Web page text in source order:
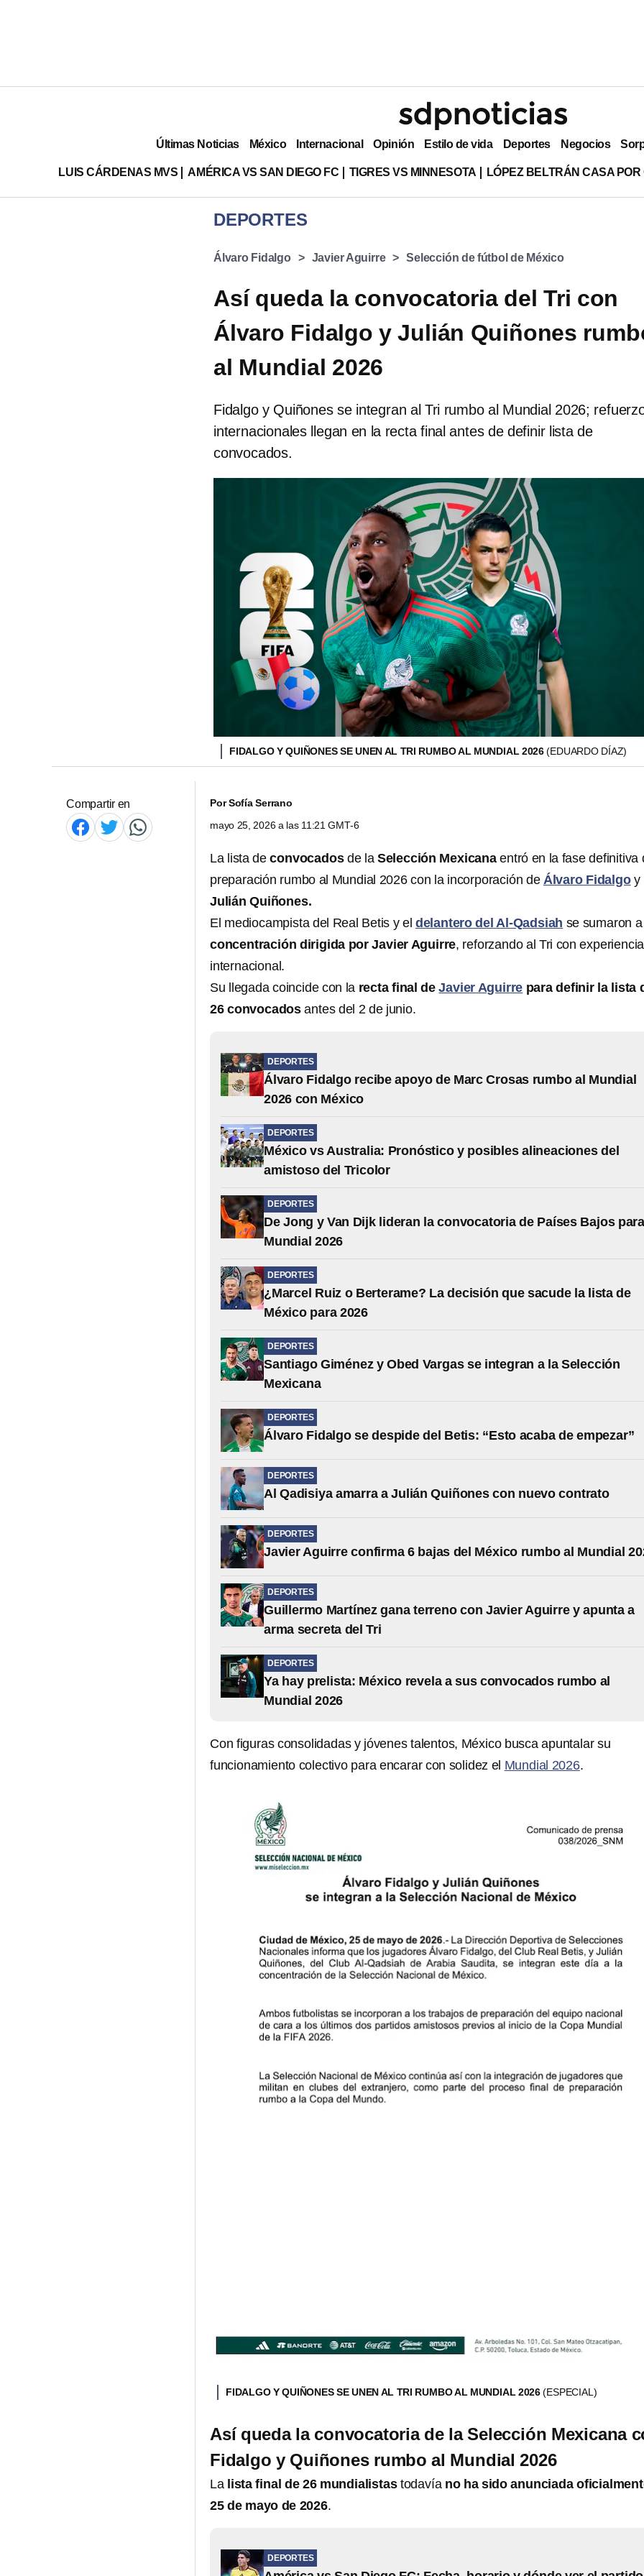
Últimas Noticias México Internacional Opinión Estilo de vida Deportes Negocios
LUIS CÁRDENAS MVS AMÉRICA VS SAN DIEGO FC TIGRES VS MINNESOTA LÓPEZ BELTRÁN CASA
DEPORTES
Álvaro Fidalgo Javier Aguirre Selección de fútbol de México
Así queda la convocatoria del Tri con
Álvaro Fidalgo y Julián Quiñones
al Mundial 2026
Fidalgo y Quiñones se integran al Tri rumbo al Mundial 2026;
internacionales llegan en la recta final antes de definir lista de
convocados.
FIDALGO Y QUIÑONES SE UNEN AL TRI RUMBO AL MUNDIAL 2026(EDUARDO DÍAZ)
Compartir en PorSofía Serrano
mayo 25, 2026 a las 11:21 GMT-6
La lista deconvocados de la Selección Mexicanaentró en la fase definitiva
preparación rumbo al Mundial 2026 con la incorporación de Álvaro Fidalgoy
Julián Quiñones.
El mediocampista del Real Betis y el delantero del Al-Qadsiah se sumaron
concentración dirigida por Javier Aguirre, reforzando al Tri con experiencia
internacional.
Su llegada coincide con la recta final deJavier Aguirre para definir la lista
26 convocados antes del 2 de junio.
DEPORTES
Álvaro Fidalgo recibe apoyo de Marc Crosas rumbo al Mundial
2026 con México
DEPORTES
México vs Australia: Pronóstico y posibles alineaciones del
amistoso del Tricolor
DEPORTES
De Jong y Van Dijk lideran la convocatoria de Países Bajos
Mundial 2026
DEPORTES
¿Marcel Ruiz o Berterame? La decisión que sacude la lista de
México para 2026
DEPORTES
Santiago Giménez y Obed Vargas se integran a la Selección
Mexicana
DEPORTES
Álvaro Fidalgo se despide del Betis: “Esto acaba de empezar”
DEPORTES
Al Qadisiya amarra a Julián Quiñones con nuevo contrato
DEPORTES
Javier Aguirre confirma 6 bajas del México rumbo al Mundial
DEPORTES
Guillermo Martínez gana terreno con Javier Aguirre y apunta a
arma secreta del Tri
DEPORTES
Ya hay prelista: México revela a sus convocados rumbo al
Mundial 2026
Con figuras consolidadas y jóvenes talentos, México busca apuntalar su
funcionamiento colectivo para encarar con solidez el Mundial 2026.
FIDALGO Y QUIÑONES SE UNEN AL TRI RUMBO AL MUNDIAL 2026(ESPECIAL)
Así queda la convocatoria de la Selección Mexicana
Fidalgo y Quiñones rumbo al Mundial 2026
La lista final de 26 mundialistastodavía no ha sido anunciada
25 de mayo de 2026.
DEPORTES